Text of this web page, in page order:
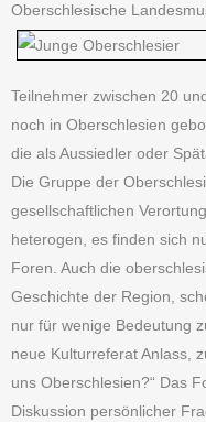
Oberschlesische
Teilnehmer zwischen 20
noch in Oberschlesien
die als Aussiedler oder
Die Gruppe der
gesellschaftlichen
heterogen, es finden sich
Foren. Auch die
Geschichte der Region,
nur für wenige Bedeutung
neue Kulturreferat Anlass,
uns Oberschlesien?“ Das
Diskussion persönlicher